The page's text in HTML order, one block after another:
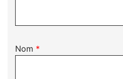
Nom *